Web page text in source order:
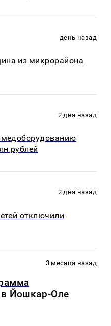
день назад
из микрорайона
2 дня назад
рублей
2 дня назад
отключили
3 месяца назад
Йошкар-Оле